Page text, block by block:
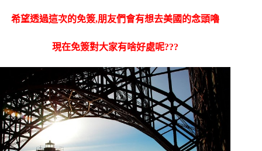
希望透過這次的免簽,朋友們會有想去美國的念頭嚕
現在免簽對大家有啥好處呢???